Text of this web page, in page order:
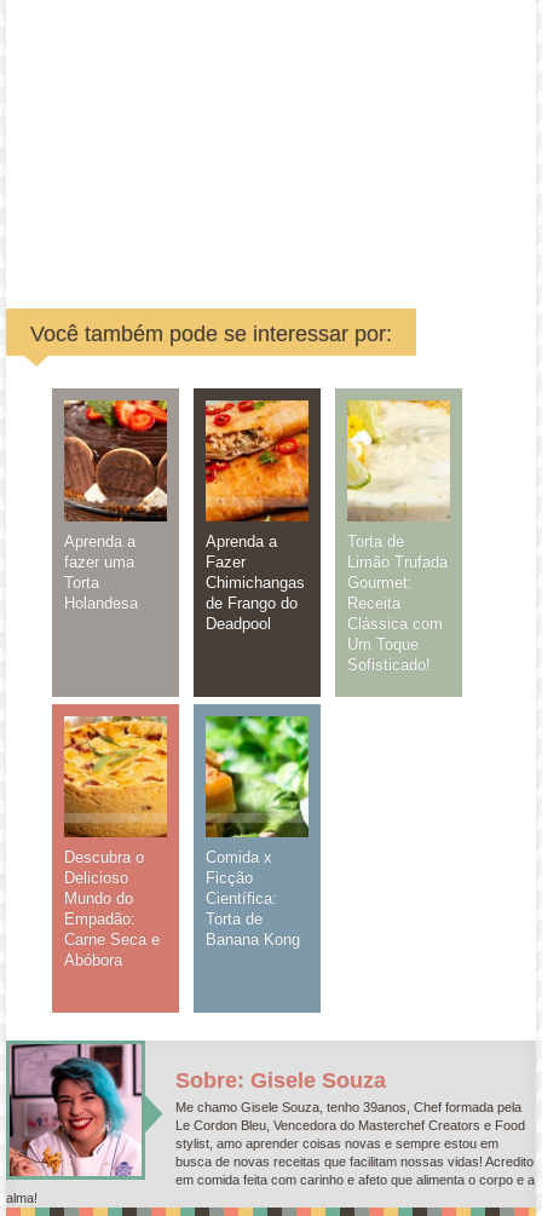
Você também pode se interessar por:
Aprenda a
fazer uma
Torta
Holandesa
Aprenda a
Fazer
Chimichangas
de Frango do
Deadpool
Torta de
Limão Trufada
Gourmet:
Receita
Clássica com
Um Toque
Sofisticado!
Descubra o
Delicioso
Mundo do
Empadão:
Carne Seca e
Abóbora
Comida x
Ficção
Científica:
Torta de
Banana Kong
Sobre: Gisele Souza
Me chamo Gisele Souza, tenho 39anos, Chef formada pela
Le Cordon Bleu, Vencedora do Masterchef Creators e Food
stylist, amo aprender coisas novas e sempre estou em
busca de novas receitas que facilitam nossas vidas! Acredito
em comida feita com carinho e afeto que alimenta o corpo e a
alma!